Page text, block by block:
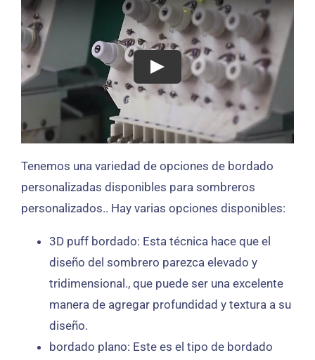
Tenemos una variedad de opciones de bordado
personalizadas disponibles para sombreros
personalizados.. Hay varias opciones disponibles:
3D puff bordado: Esta técnica hace que el
diseño del sombrero parezca elevado y
tridimensional., que puede ser una excelente
manera de agregar profundidad y textura a su
diseño.
bordado plano: Este es el tipo de bordado